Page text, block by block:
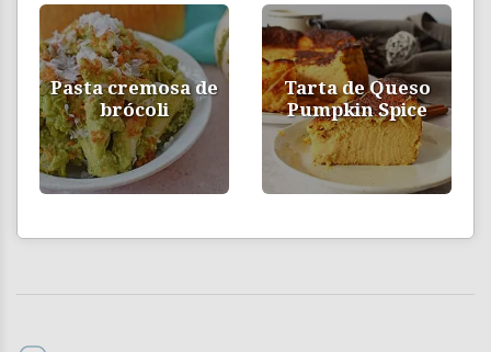
Pasta cremosa de
brócoli
Tarta de Queso
Pumpkin Spice